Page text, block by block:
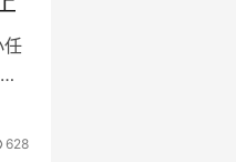
任
628